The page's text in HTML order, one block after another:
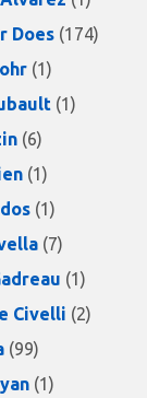
Does (174)
(1)
(1)
(6)
(1)
(1)
(7)
(1)
Civelli (2)
(99)
(1)